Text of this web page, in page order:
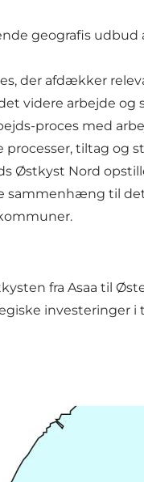
geografis
der afdækker
videre arbejde og
proces med
tiltag og
Østkyst Nord
sammenhæng til
fra Asaa til
investeringer